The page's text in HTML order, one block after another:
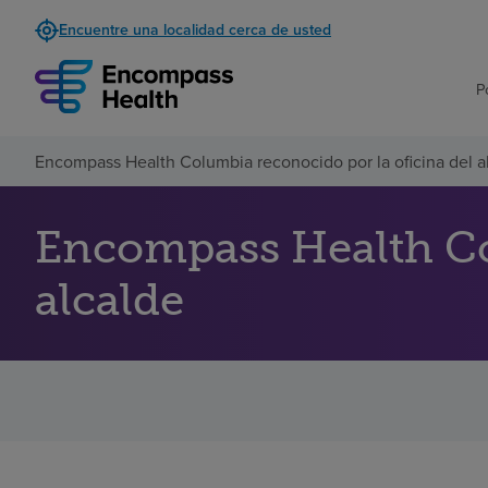
Encuentre una localidad cerca de usted
Encompass Health Columbia reconocido por la oficina del
Encompass Health
alcalde